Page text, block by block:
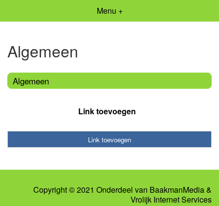
Menu +
Algemeen
Algemeen
Link toevoegen
Link toevoegen
Copyright © 2021 Onderdeel van BaakmanMedia&
Vrolijk Internet Services